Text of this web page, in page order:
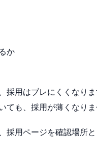
か
採用はブレにくくなりま
ても、採用が薄くなりま
採用ページを確認場所